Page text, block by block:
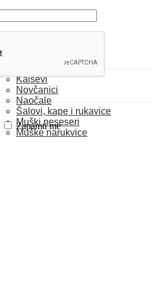
Zapamti me
Kaiševi
Novčanici
Naočale
Šalovi, kape i rukavice
Muški neseseri
Muške narukvice